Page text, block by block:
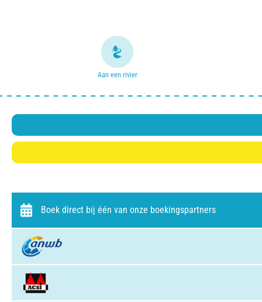
Aan een rivier
Boek direct bij één van onze boekingspartners